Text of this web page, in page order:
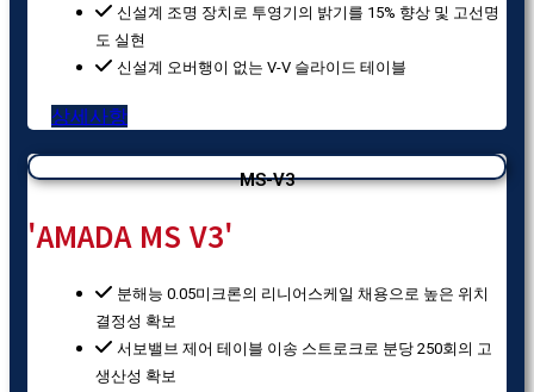
신설계 조명 장치로 투영기의 밝기를 15% 향상 및 고선명
도 실현
신설계 오버행이 없는 V-V 슬라이드 테이블
상세사항
MS-V3
'AMADA MS V3'
분해능 0.05미크론의 리니어스케일 채용으로 높은 위치
결정성 확보
서보밸브 제어 테이블 이송 스트로크로 분당 250회의 고
생산성 확보